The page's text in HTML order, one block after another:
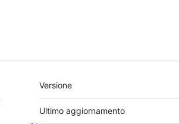
Meta
Versione
Ultimo aggiornamento